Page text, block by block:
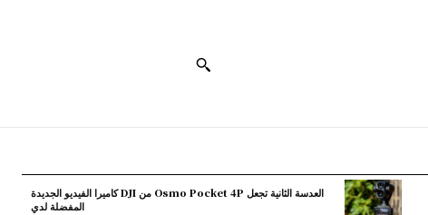
العدسة الثانية تجعل Osmo Pocket 4P من DJI كاميرا الفيديو الجديدة
المفضلة لدي